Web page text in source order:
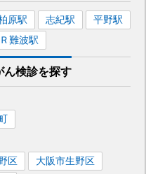
原駅 志紀駅 平野駅
Ｒ難波駅
ん検診を探す
区
大阪市生野区